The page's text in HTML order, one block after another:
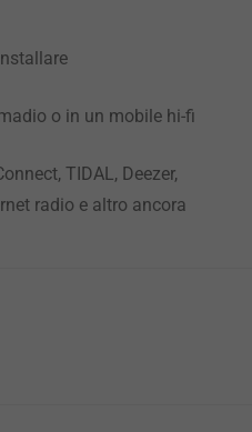
o in un mobile hi-fi
TIDAL, Deezer,
radio e altro ancora